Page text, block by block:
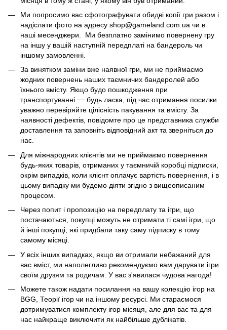
Ми попросимо вас сфотографувати обидві копії гри разом і
надіслати фото на адресу shop@gameland.com.ua чи в
наші месенджери. Ми безплатно замінимо повернену гру
на іншу у вашій наступній передплаті на бандероль чи
іншому замовленні.
За винятком заміни вже наявної гри, ми не приймаємо
жодних повернень наших таємничих бандеролей або
їхнього вмісту. Якщо будо пошкодження при
транспортуванні — будь ласка, під час отримання посилки
уважно перевіряйте цілісність пакування та вмісту. За
наявності дефектів, повідомте про це представника служби
доставлення та заповніть відповідний акт та зверніться до
нас.
Для міжнародних клієнтів ми не приймаємо повернення
будь-яких товарів, отриманих у таємничій коробці підписки,
окрім випадків, коли клієнт оплачує вартість повернення, і в
цьому випадку ми будемо діяти згідно з вищеописаним
процесом.
Через попит і пропозицію на передплату та ігри, що
постачаються, покупці можуть не отримати ті самі ігри, що
й інші покупці, які придбали таку саму підписку в тому
самому місяці.
У всіх інших випадках, якщо ви отримали небажаний для
вас вміст, ми наполегливо рекомендуємо вам дарувати ігри
своїм друзям та родичам. У вас з'явилася чудова нагода!
Можете також надати посилання на вашу колекцію ігор на
BGG, Теорії ігор чи на іншому ресурсі. Ми стараємося
дотримуватися комплекту ігор місяця, але для вас та для
нас найкраще виключити як найбільше дублікатів.